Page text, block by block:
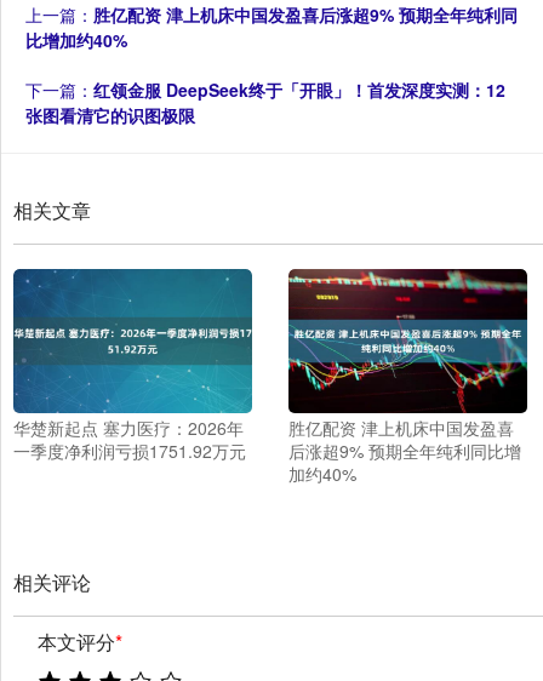
上一篇： 胜亿配资 津上机床中国发盈喜后涨超9% 预期全年纯利同
比增加约40%
下一篇： 红领金服 DeepSeek终于「开眼」！首发深度实测：12
张图看清它的识图极限
相关文章
华楚新起点 塞力医疗：2026年
一季度净利润亏损1751.92万元
胜亿配资 津上机床中国发盈喜
后涨超9% 预期全年纯利同比增
加约40%
相关评论
本文评分*